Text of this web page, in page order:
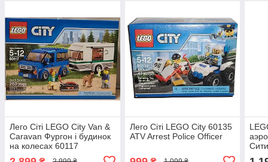
Лего Сіті LEGO City Van &
Caravan Фургон і будинок
на колесах 60117
Лего Сіті LEGO City 60135
ATV Arrest Police Officer